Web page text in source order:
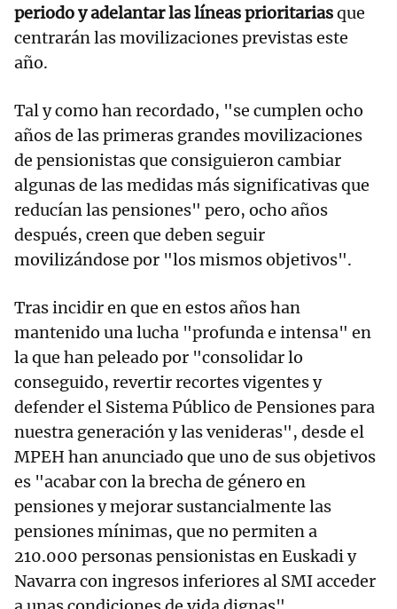
periodo y adelantar las líneas prioritariasque
centrarán las movilizaciones previstas este
año.
Tal y como han recordado, "se cumplen ocho
años de las primeras grandes movilizaciones
de pensionistas que consiguieron cambiar
algunas de las medidas más significativas que
reducían las pensiones" pero, ocho años
después, creen que deben seguir
movilizándose por "los mismos objetivos".
Tras incidir en que en estos años han
mantenido una lucha "profunda e intensa" en
la que han peleado por "consolidar lo
conseguido, revertir recortes vigentes y
defender el Sistema Público de Pensiones para
nuestra generación y las venideras", desde el
MPEH han anunciado que uno de sus objetivos
es "acabar con la brecha de género en
pensiones y mejorar sustancialmente las
pensiones mínimas, que no permiten a
210.000 personas pensionistas en Euskadi y
Navarra con ingresos inferiores al SMI acceder